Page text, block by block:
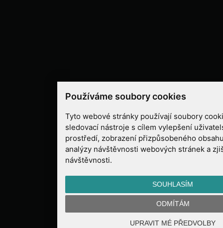
Používáme soubory cookies
Tyto webové stránky používají soubory
sledovací nástroje s cílem vylepšení
prostředí, zobrazení přizpůsobeného
analýzy návštěvnosti webových stránek a
návštěvnosti.
SOUHLASÍM
ODMÍTÁM
UPRAVIT MÉ PŘEDVOLBY